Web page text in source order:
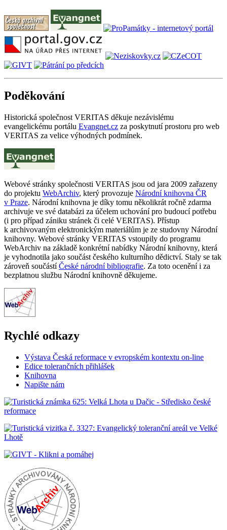
Poděkování
Historická společnost VERITAS děkuje nezávislému
evangelickému portálu Evangnet.cz za poskytnutí prostoru pro web
VERITAS za velice výhodných podmínek.
Webové stránky společnosti VERITAS jsou od jara 2009 zařazeny
do projektu WebArchiv, který provozuje Národní knihovna ČR
v Praze. Národní knihovna je díky tomu několikrát ročně zdarma
archivuje ve své databázi za účelem uchování pro budoucí potřebu
(i pro případ zániku stránek či celé VERITAS). Přístup
k archivovaným elektronickým materiálům je ze studovny Národní
knihovny. Webové stránky VERITAS vstoupily do programu
WebArchiv na základě konkrétní nabídky Národní knihovny, která
je vyhodnotila jako součást českého kulturního dědictví. Staly se tak
zároveň součástíČeské národní bibliografie. Za toto ocenění i za
bezplatnou službu Národní knihovně děkujeme.
Rychlé odkazy
Výstava Česká reformace v evropském kontextu on-line
Edice tolerančních přihlášek
Knihovna
Napište nám